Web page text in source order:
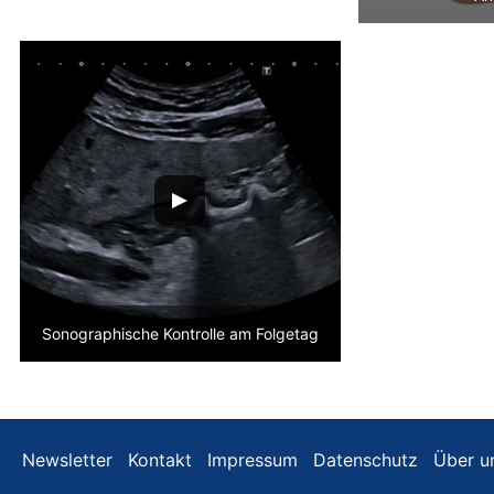
Sonographische Kontrolle am Folgetag
Newsletter Kontakt Impressum Datenschutz Über